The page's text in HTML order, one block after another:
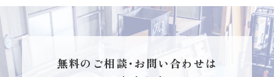
無料のご相談・お問い合わせは